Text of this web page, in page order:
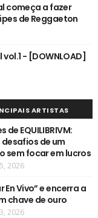
começa a fazer
de Reggaeton
- [DOWNLOAD]
ARTISTAS
EQUILIBRIVM:
de um
sem focar em lucros
2026
En Vivo” e encerra a
chave de ouro
2026